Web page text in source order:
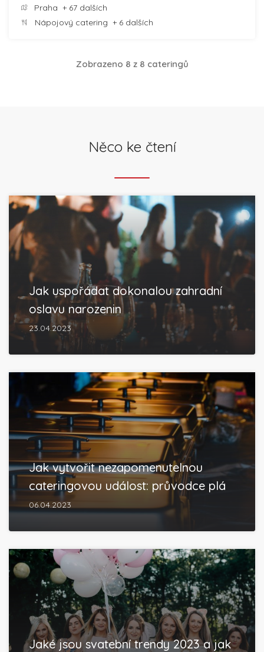
Praha + 67 dalších
Nápojový catering + 6 dalších
Zobrazeno 8 z 8 cateringů
Něco ke čtení
Jak uspořádat dokonalou zahradní
oslavu narozenin
23.04.2023
Jak vytvořit nezapomenutelnou
cateringovou událost: průvodce plá
06.04.2023
Jaké jsou svatební trendy 2023 a jak